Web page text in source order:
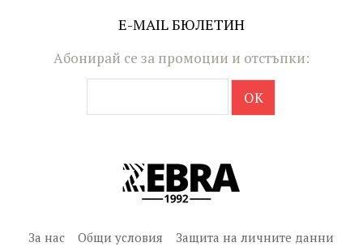
E-MAIL БЮЛЕТИН
Абонирай се за промоции и отстъпки:
За нас Общи условия
Защита на личните данни